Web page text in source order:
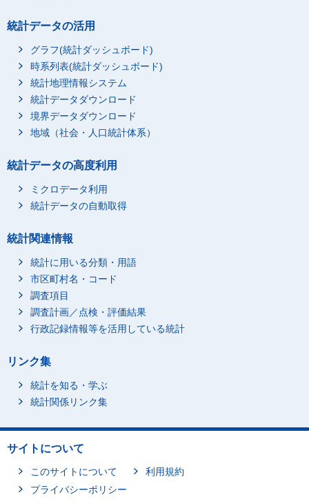
統計データの活用
グラフ(統計ダッシュボード)
時系列表(統計ダッシュボード)
統計地理情報システム
統計データダウンロード
境界データダウンロード
地域（社会・人口統計体系）
統計データの高度利用
ミクロデータ利用
統計データの自動取得
統計関連情報
統計に用いる分類・用語
市区町村名・コード
調査項目
調査計画／点検・評価結果
行政記録情報等を活用している統計
リンク集
統計を知る・学ぶ
統計関係リンク集
サイトについて
このサイトについて
利用規約
プライバシーポリシー